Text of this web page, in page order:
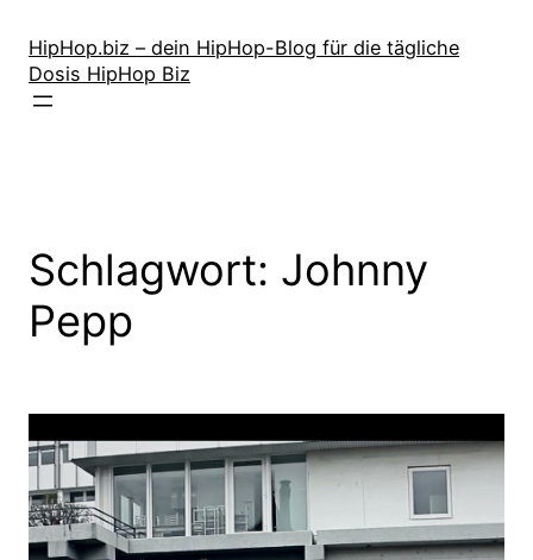
Inhalt
springen
HipHop.biz – dein HipHop-Blog für die tägliche
Dosis HipHop Biz
Schlagwort: Johnny
Pepp